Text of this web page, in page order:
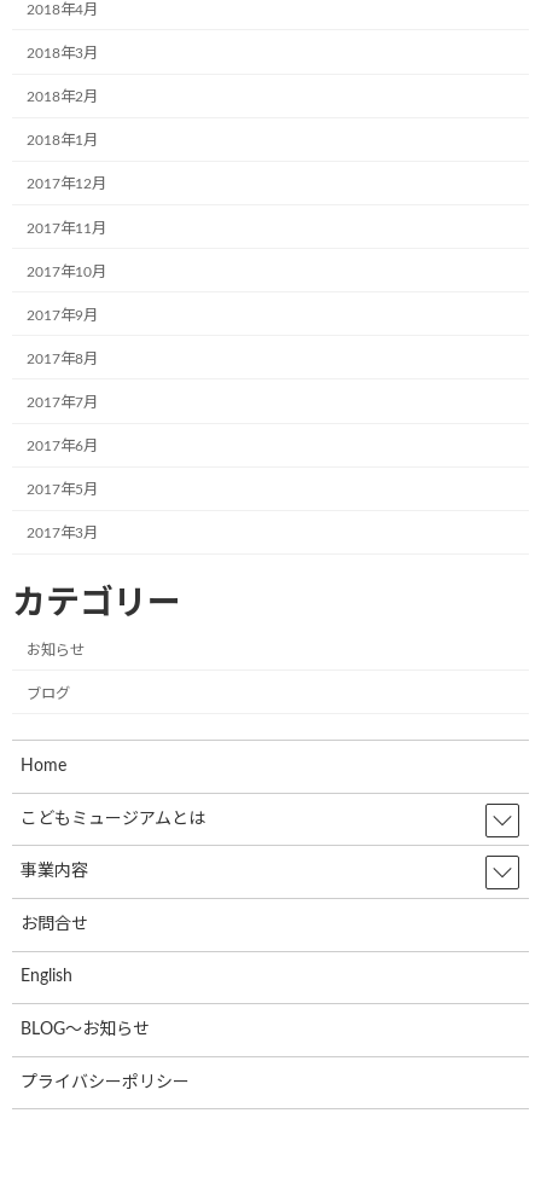
フェスタ2025
無事終了いたしまし
た
沢山のご来場ありが
とうございました
2018年4月
2018年3月
2018年2月
2018年1月
2017年12月
2017年11月
2017年10月
2017年9月
2017年8月
2017年7月
2017年6月
2017年5月
2017年3月
カテゴリー
お知らせ
ブログ
Home
こどもミュージアムとは
事業内容
お問合せ
English
BLOG～お知らせ
プライバシーポリシー